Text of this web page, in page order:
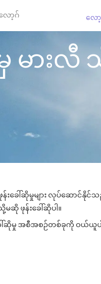
ော့ဂ် လေ
မားလီ
းခေါ်ဆိုမှုများ လုပ်ဆောင်နိုင်
ဆို ဖုန်းခေါ်ဆိုပါ။
ေါ်ဆိုမှု အစီအစဉ်တစ်ခုကို ဝယ်ယူပ